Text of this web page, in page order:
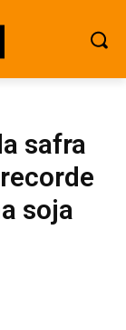
safra
soja